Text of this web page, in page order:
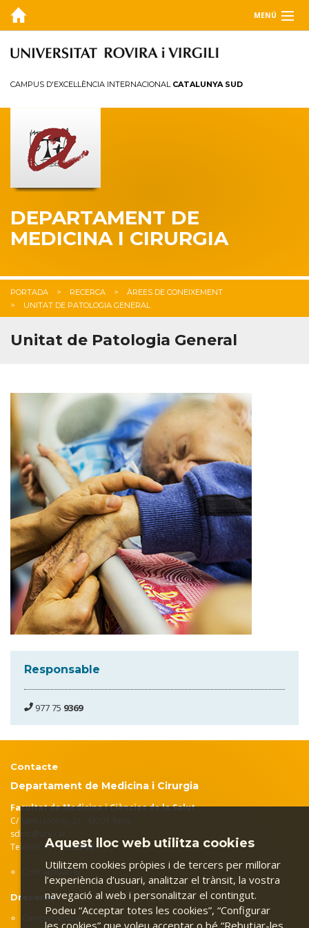
MENÚ
EL DEPARTAMENT
RECERCA
Àrees de coneixement
Grups de recerca
CAMPUS D'EXCEL·LÈNCIA INTERNACIONAL CATALUNYA SUD
DEPARTAMENT DE
MEDICINA I CIRURGIA
PORTADA RECERCA
ÀREES DE CONEIXEMENT
UNITAT DE PATOLOGIA GENERAL
Unitat de Patologia General
Responsable
977 75 9369
Contacte
Departament de Medicina i Cirurgia
Facultat de Medicina i Ciències de la Salut
C/ Sant Llorenç, 21. 43201 Reus
sdmc@urv.cat
Telèfon: 977 7593 05
Com arribar-hi
Dreceres
Campus virtual
Aquest lloc web utilitza cookies
Utilitzem cookies pròpies i de tercers per millorar
l’experiència d’usuari, analitzar el trànsit, la vostra
navegació al web i personalitzar el contingut.
Podeu “Acceptar totes les cookies”, “Configurar
les cookies” que voleu acceptar o bé “Rebutjar-les